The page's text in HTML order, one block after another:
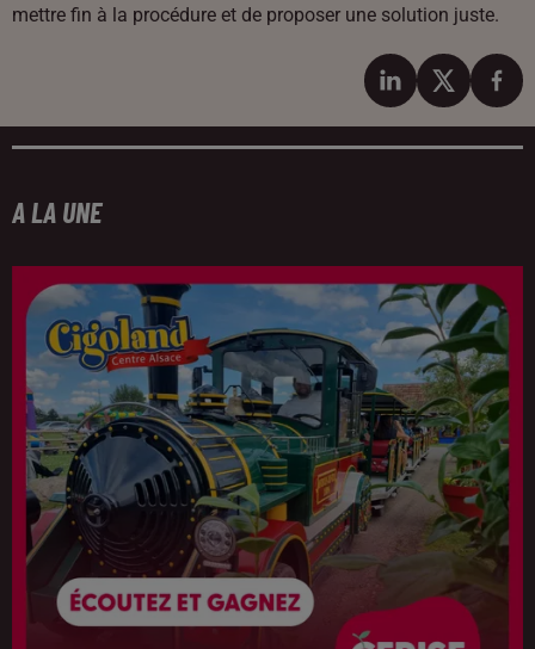
mettre fin à la procédure et de proposer une solution juste.
A LA UNE